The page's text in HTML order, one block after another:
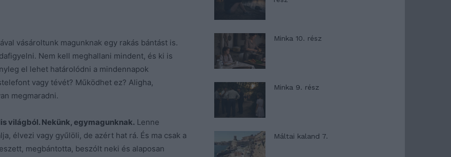
vásároltunk magunknak egy rakás bántást is.
Nem kell meghallani mindent, és ki is
el lehet határolódni a mindennapok
vagy tévét? Működhet ez? Aligha,
megmaradni.
világból. Nekünk, egymagunknak. Lenne
élvezi vagy gyűlöli, de azért hat rá. És ma csak a
megbántotta, beszólt neki és alaposan
Minka 10. rész
Minka 9. rész
Máltai kaland 7.